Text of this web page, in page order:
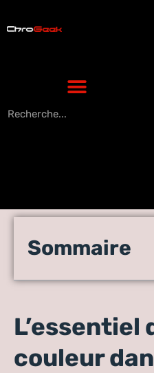
Comment
graphique
Sommaire
L’essentiel
couleur